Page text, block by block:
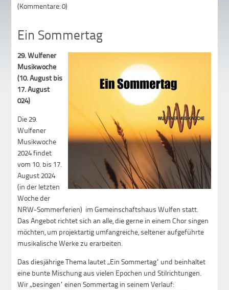
(Kommentare: 0)
Ein Sommertag
29. Wulfener
Musikwoche
(10. August bis
17. August
024)
Die 29.
Wulfener
Musikwoche
2024 findet
vom 10. bis 17.
August 2024
(in der letzten
Woche der
NRW-Sommerferien) im Gemeinschaftshaus Wulfen statt.
Das Angebot richtet sich an alle, die gerne in einem Chor singen
möchten, um projektartig umfangreiche, seltener aufgeführte
musikalische Werke zu erarbeiten.
Das diesjährige Thema lautet „Ein Sommertag“ und beinhaltet
eine bunte Mischung aus vielen Epochen und Stilrichtungen.
Wir „besingen“ einen Sommertag in seinem Verlauf: